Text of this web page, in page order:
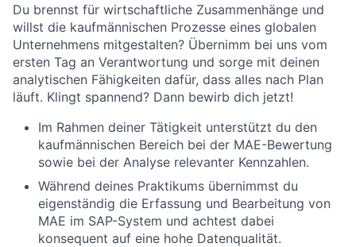
Du brennst für wirtschaftliche Zusammenhänge und
willst die kaufmännischen Prozesse eines globalen
Unternehmens mitgestalten? Übernimm bei uns vom
ersten Tag an Verantwortung und sorge mit deinen
analytischen Fähigkeiten dafür, dass alles nach Plan
läuft. Klingt spannend? Dann bewirb dich jetzt!
Im Rahmen deiner Tätigkeit unterstützt du den
kaufmännischen Bereich bei der MAE-Bewertung
sowie bei der Analyse relevanter Kennzahlen.
Während deines Praktikums übernimmst du
eigenständig die Erfassung und Bearbeitung von
MAE im SAP-System und achtest dabei
konsequent auf eine hohe Datenqualität.